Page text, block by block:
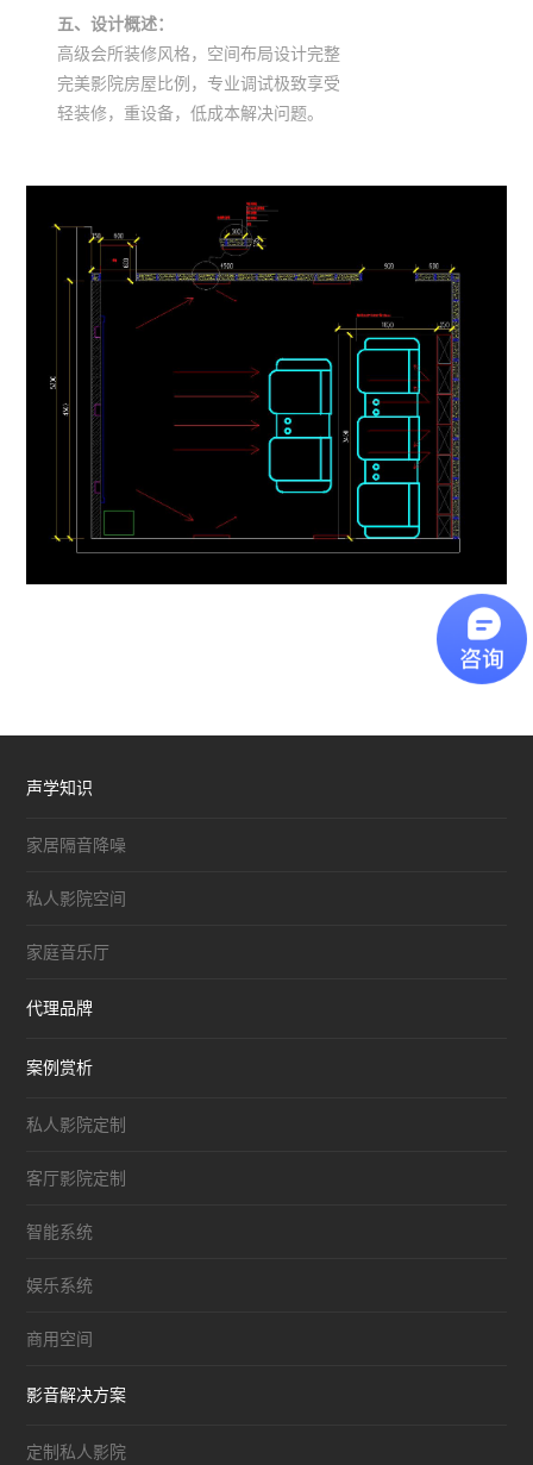
五、设计概述：
高级会所装修风格，空间布局设计完整
完美影院房屋比例，专业调试极致享受
轻装修，重设备，低成本解决问题。
声学知识
家居隔音降噪
私人影院空间
家庭音乐厅
代理品牌
案例赏析
私人影院定制
客厅影院定制
智能系统
娱乐系统
商用空间
影音解决方案
定制私人影院